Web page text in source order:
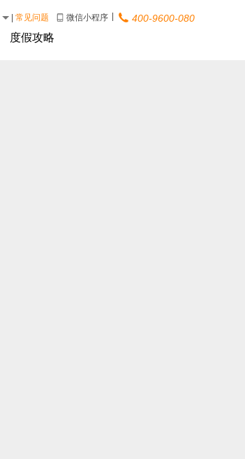
度假攻略
| 常见问题 400-9600-080
微信小程序